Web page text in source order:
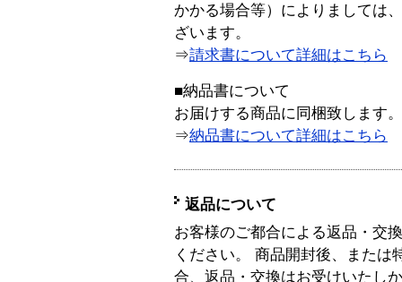
かかる場合等）によりましては
ざいます。
⇒請求書について詳細はこちら
■納品書について
お届けする商品に同梱致します。
⇒納品書について詳細はこちら
返品について
お客様のご都合による返品・交
ください。 商品開封後、または
合、返品・交換はお受けいたし